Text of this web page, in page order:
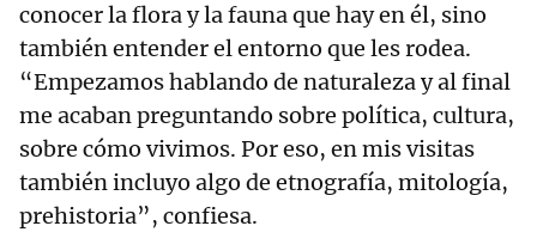
conocer la flora y la fauna que hay en él, sino
también entender el entorno que les rodea.
“Empezamos hablando de naturaleza y al final
me acaban preguntando sobre política, cultura,
sobre cómo vivimos. Por eso, en mis visitas
también incluyo algo de etnografía, mitología,
prehistoria”, confiesa.